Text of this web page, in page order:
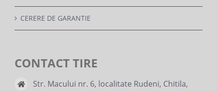
CERERE DE GARANTIE
CONTACT TIRE
Str. Macului nr. 6, localitate Rudeni, Chitila,